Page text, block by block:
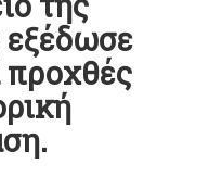
προχθές